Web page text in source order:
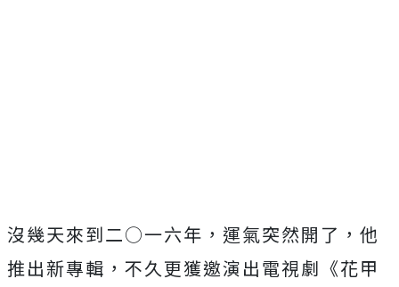
沒幾天來到二○一六年，運氣突然開了，他
推出新專輯，不久更獲邀演出電視劇《花甲